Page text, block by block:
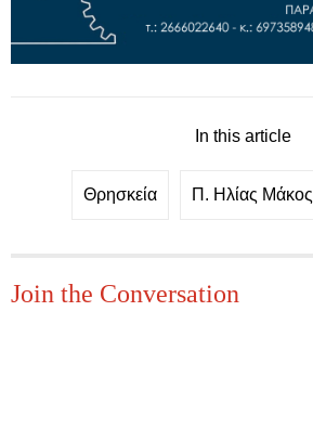
In this article
Θρησκεία Π. Ηλίας Μάκος
Join the Conversation